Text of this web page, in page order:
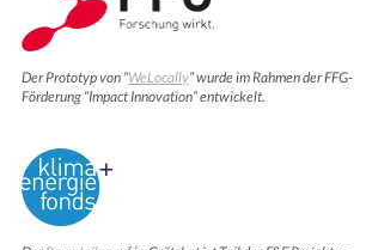
Der Prototyp von “WeLocally” wurde im Rahmen der FFG-
Förderung “Impact Innovation” entwickelt.